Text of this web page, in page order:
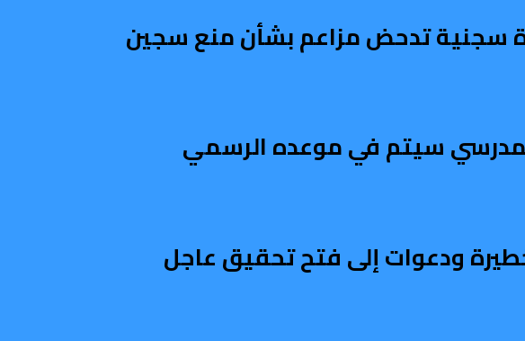
سجنية تدحض مزاعم بشأن منع سجين
المدرسي سیتم في موعده الرسمي
ودعوات إلى فتح تحقيق عاجل